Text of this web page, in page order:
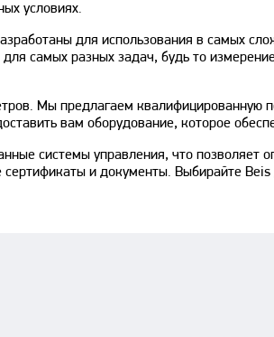
условиях.
для использования в самых
самых разных задач, будь то
Мы предлагаем
вам оборудование, которое
системы управления, что позволяет
и документы. Выбирайте